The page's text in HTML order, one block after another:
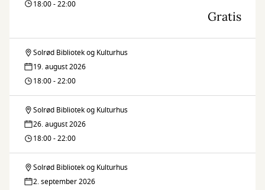
18:00 - 22:00
Gratis
Brætspilscafe
Solrød Bibliotek og Kulturhus
19. august 2026
18:00 - 22:00
Brætspilscafe
Solrød Bibliotek og Kulturhus
26. august 2026
18:00 - 22:00
Brætspilscafe
Solrød Bibliotek og Kulturhus
2. september 2026